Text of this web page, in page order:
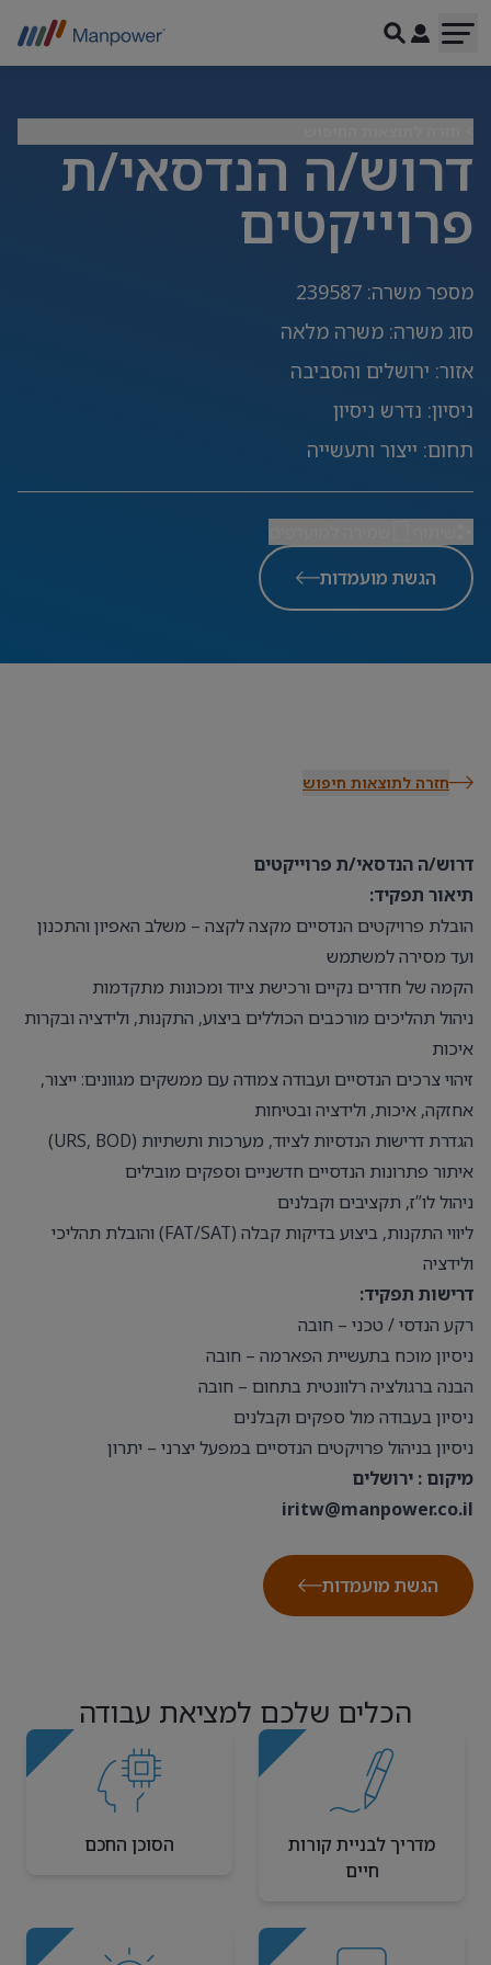
דרוש/ה הנדסאי/ת
פרוייקטים
מספר משרה:
239587
סוג משרה: משרה מלאה
אזור: ירושלים והסביבה
ניסיון: נדרש ניסיון
תחום: ייצור ותעשייה
הגשת מועמדות
חזרה לתוצאות חיפוש
דרוש/ה הנדסאי/ת פרוייקטים
תיאור תפקיד:
הובלת פרויקטים הנדסיים מקצה לקצה – משלב האפיון והתכנון
ועד מסירה למשתמש
הקמה של חדרים נקיים ורכישת ציוד ומכונות מתקדמות
ניהול תהליכים מורכבים הכוללים ביצוע, התקנות, ולידציה ובקרות
איכות
זיהוי צרכים הנדסיים ועבודה צמודה עם ממשקים מגוונים: ייצור,
אחזקה, איכות, ולידציה ובטיחות
הגדרת דרישות הנדסיות לציוד, מערכות ותשתיות (URS, BOD)
איתור פתרונות הנדסיים חדשניים וספקים מובילים
ניהול לו”ז, תקציבים וקבלנים
ליווי התקנות, ביצוע בדיקות קבלה (FAT/SAT) והובלת תהליכי
ולידציה
דרישות תפקיד:
רקע הנדסי / טכני – חובה
ניסיון מוכח בתעשיית הפארמה – חובה
הבנה ברגולציה רלוונטית בתחום – חובה
ניסיון בעבודה מול ספקים וקבלנים
ניסיון בניהול פרויקטים הנדסיים במפעל יצרני – יתרון
מיקום : ירושלים
iritw@manpower.co.il
הגשת מועמדות
הכלים שלכם למציאת עבודה
מדריך לבניית קורות
חיים
הסוכן החכם